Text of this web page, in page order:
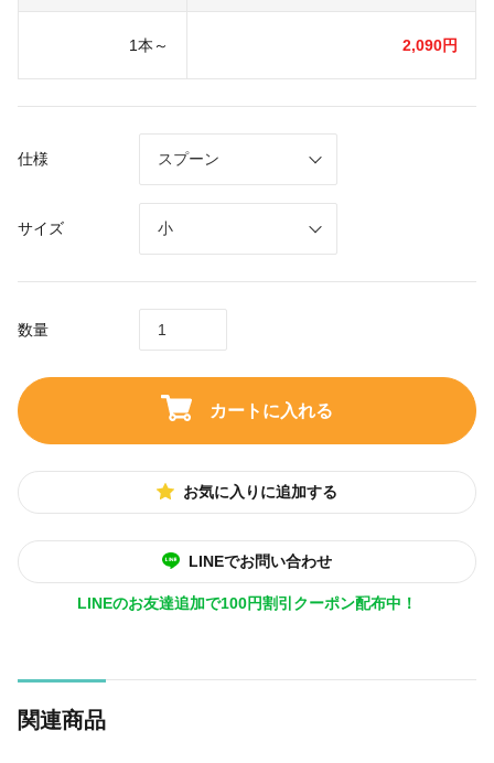
1本～ 2,090円
仕様
サイズ
数量
カートに入れる
お気に入りに追加する
LINEでお問い合わせ
LINEのお友達追加で100円割引クーポン配布中！
関連商品